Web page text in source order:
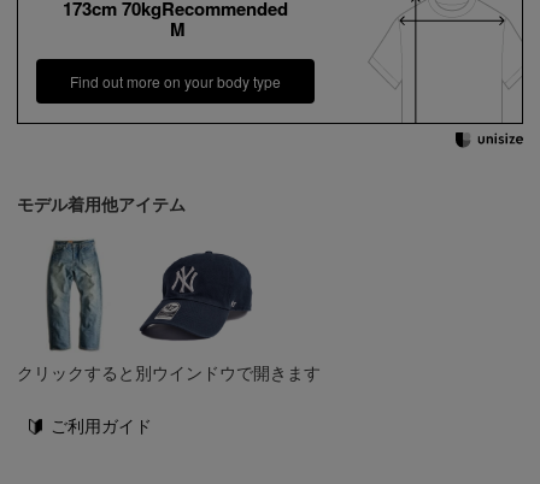
173cm 70kgRecommended
M
Find out more on your body type
モデル着用他アイテム
クリックすると別ウインドウで開きます
ご利用ガイド